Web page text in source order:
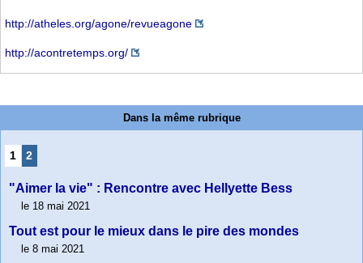
http://atheles.org/agone/revueagone
http://acontretemps.org/
Dans la même rubrique
1 2
"Aimer la vie" : Rencontre avec Hellyette Bess
le 18 mai 2021
Tout est pour le mieux dans le pire des mondes
le 8 mai 2021